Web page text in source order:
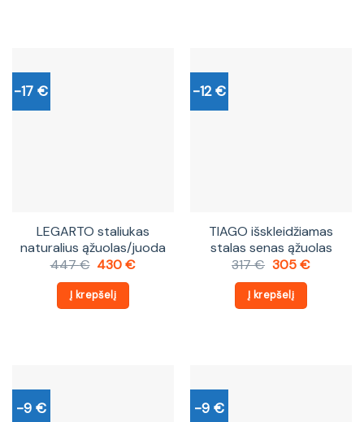
-17 €
LEGARTO staliukas
naturalius ąžuolas/juoda
447€ Original
was:
447 €.
430€Current
Į krepšelį
-12 €
TIAGO išskleidžiamas
stalas senas ąžuolas
317€ Original
was:
317 €.
305€Current
Į krepšelį
-9 € -9 €